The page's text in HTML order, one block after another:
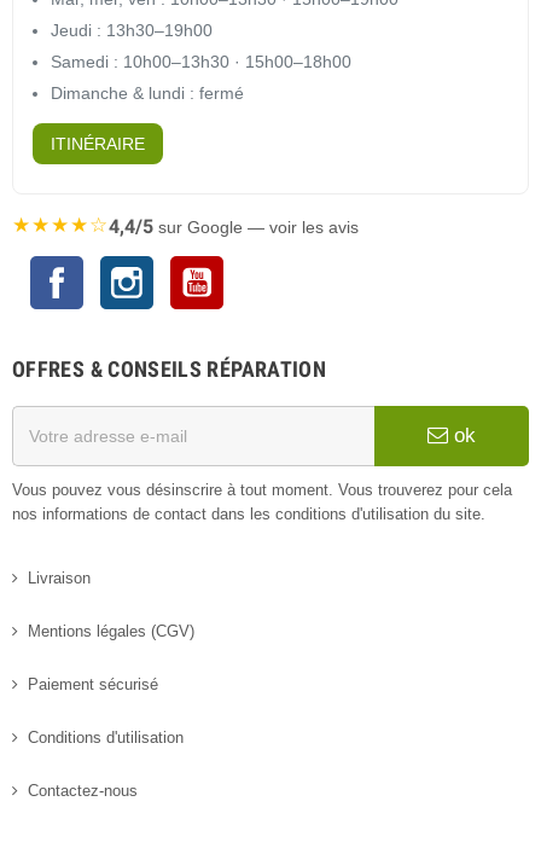
Jeudi : 13h30–19h00
Samedi : 10h00–13h30 · 15h00–18h00
Dimanche & lundi : fermé
ITINÉRAIRE
★★★★☆4,4/5 sur Google — voir les avis
Facebook Instagram
OFFRES & CONSEILS RÉPARATION
ok
Vous pouvez vous désinscrire à tout moment. Vous trouverez pour cela
nos informations de contact dans les conditions d'utilisation du site.
Livraison
Mentions légales (CGV)
Paiement sécurisé
Conditions d'utilisation
Contactez-nous